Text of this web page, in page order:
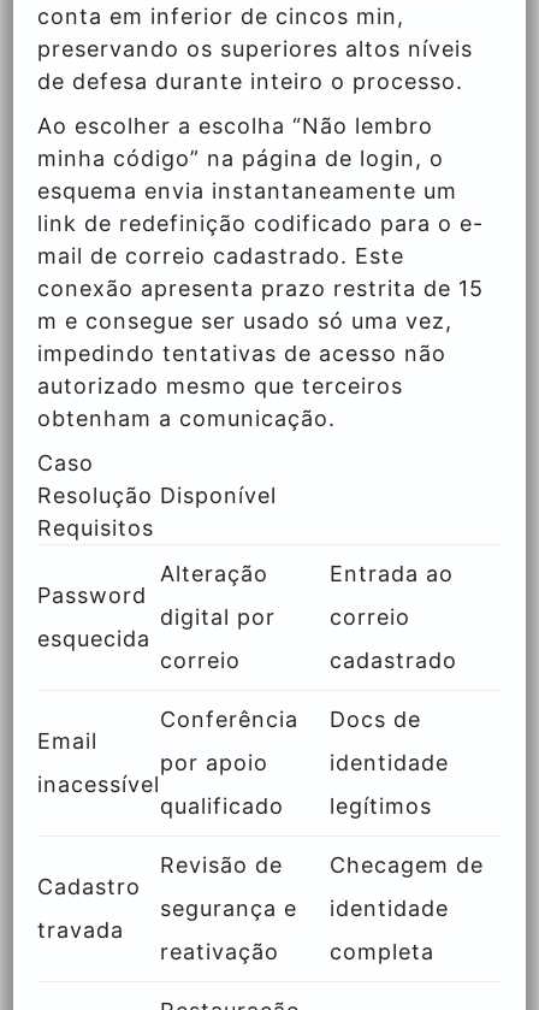
conta em inferior de cincos min,
preservando os superiores altos níveis
de defesa durante inteiro o processo.
Ao escolher a escolha “Não lembro
minha código” na página de login, o
esquema envia instantaneamente um
link de redefinição codificado para o e-
mail de correio cadastrado. Este
conexão apresenta prazo restrita de 15
m e consegue ser usado só uma vez,
impedindo tentativas de acesso não
autorizado mesmo que terceiros
obtenham a comunicação.
Caso
Resolução Disponível
Requisitos
Password
esquecida
Alteração
digital por
correio
Entrada ao
correio
cadastrado
Email
inacessível
Conferência
por apoio
qualificado
Docs de
identidade
legítimos
Cadastro
travada
Revisão de
segurança e
reativação
Checagem de
identidade
completa